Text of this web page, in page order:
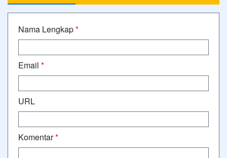
Nama Lengkap*
Email *
URL
Komentar*